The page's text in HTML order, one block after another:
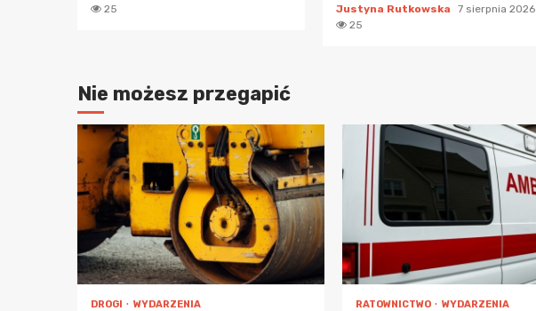
25
Justyna Rutkowska
7 sierpnia 2026
25
Nie możesz przegapić
DROGI WYDARZENIA RATOWNICTWO WYDARZENIA